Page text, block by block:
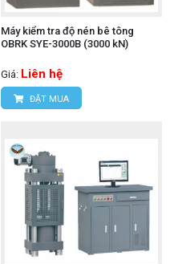
Máy kiểm tra độ nén bê tông
OBRK SYE-3000B (3000 kN)
Giá: Liên hệ
ĐẶT MUA